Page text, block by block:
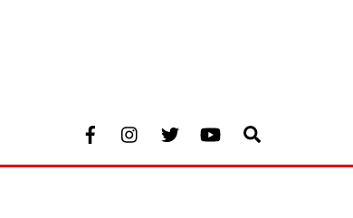
Facebook Youtube